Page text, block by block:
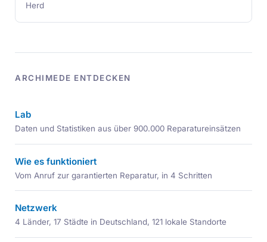
Herd
ARCHIMEDE ENTDECKEN
Lab
Daten und Statistiken aus über 900.000 Reparatureinsätzen
Wie es funktioniert
Vom Anruf zur garantierten Reparatur, in 4 Schritten
Netzwerk
4 Länder, 17 Städte in Deutschland, 121 lokale Standorte